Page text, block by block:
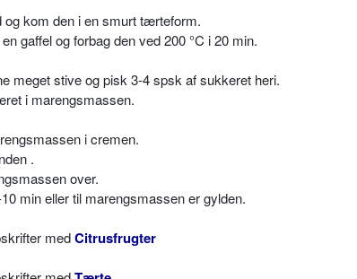
og kom den i en smurt tærteform.
gaffel og forbag den ved 200 °C i 20 min.
meget stive og pisk 3-4 spsk af sukkeret heri.
i marengsmassen.
i cremen.
.
over.
min eller til marengsmassen er gylden.
medCitrusfrugter